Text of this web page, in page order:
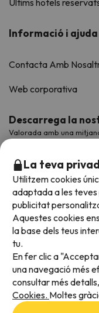
Últims hotels
Informació i ajuda
Contacta Amb
Web corporativa
Descarrega la
Valorada amb una
Acceptem
La teva
Utilitzem cookies
adaptada a les
publicitat
Aquestes cookies
la base dels teus
tu.
En fer clic a
una navegació més
consultar més
Cookies. Moltes